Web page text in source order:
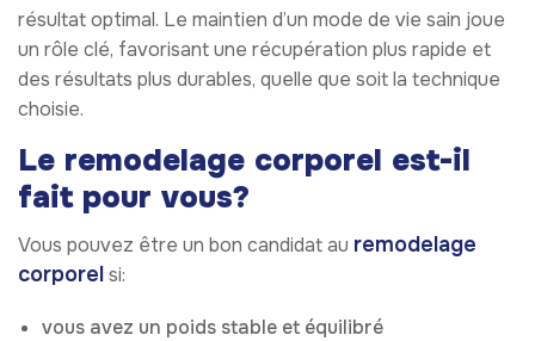
résultat optimal. Le maintien d’un mode de vie sain joue
un rôle clé, favorisant une récupération plus rapide et
des résultats plus durables, quelle que soit la technique
choisie.
Le remodelage corporel est-il
fait pour vous?
Vous pouvez être un bon candidat au remodelage
corporelsi:
vous avez un poids stable et équilibré